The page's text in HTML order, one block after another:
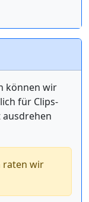
können wir
für Clips-
raten wir